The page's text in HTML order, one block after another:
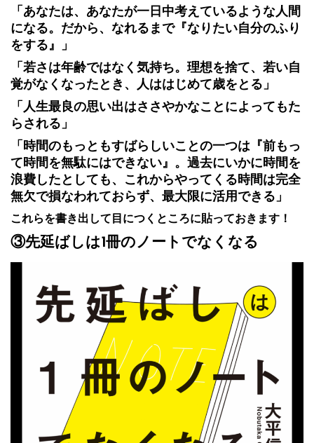
「あなたは、あなたが一日中考えているような人間
になる。だから、なれるまで『なりたい自分のふり
をする』」
「若さは年齢ではなく気持ち。理想を捨て、若い自
覚がなくなったとき、人ははじめて歳をとる」
「人生最良の思い出はささやかなことによってもた
らされる」
「時間のもっともすばらしいことの一つは『前もっ
て時間を無駄にはできない』。過去にいかに時間を
浪費したとしても、これからやってくる時間は完全
無欠で損なわれておらず、最大限に活用できる」
これらを書き出して目につくところに貼っておきます！
③先延ばしは1冊のノートでなくなる